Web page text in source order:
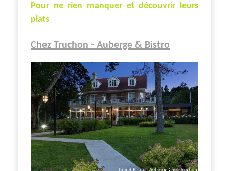
Pour ne rien manquer et découvrir leurs
plats
Chez Truchon - Auberge & Bistro